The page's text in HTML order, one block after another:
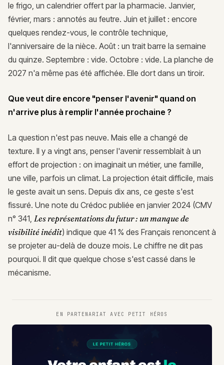
le frigo, un calendrier offert par la pharmacie. Janvier,
février, mars : annotés au feutre. Juin et juillet : encore
quelques rendez-vous, le contrôle technique,
l'anniversaire de la nièce. Août : un trait barre la semaine
du quinze. Septembre : vide. Octobre : vide. La planche de
2027 n'a même pas été affichée. Elle dort dans un tiroir.
Que veut dire encore "penser l'avenir" quand on
n'arrive plus à remplir l'année prochaine ?
La question n'est pas neuve. Mais elle a changé de
texture. Il y a vingt ans, penser l'avenir ressemblait à un
effort de projection : on imaginait un métier, une famille,
une ville, parfois un climat. La projection était difficile, mais
le geste avait un sens. Depuis dix ans, ce geste s'est
fissuré. Une note du Crédoc publiée en janvier 2024 (CMV
n° 341, Les représentations du futur : un manque de
visibilité inédit) indique que 41 % des Français renoncent à
se projeter au-delà de douze mois. Le chiffre ne dit pas
pourquoi. Il dit que quelque chose s'est cassé dans le
mécanisme.
EN PARTENARIAT AVEC PETIT HÉROS